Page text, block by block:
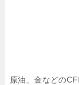
原油、金などの